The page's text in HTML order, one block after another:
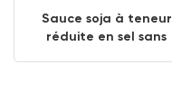
Sauce soja à teneur
réduite en sel sans